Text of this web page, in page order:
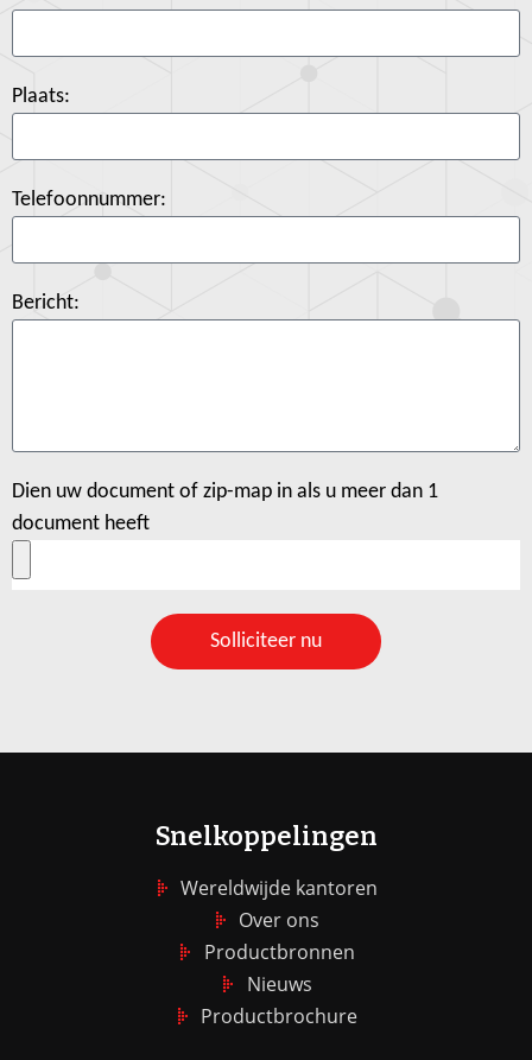
Plaats:
Telefoonnummer:
Bericht:
Dien uw document of zip-map in als u meer dan 1
document heeft
Solliciteer nu
Snelkoppelingen
Wereldwijde kantoren
Over ons
Productbronnen
Nieuws
Productbrochure